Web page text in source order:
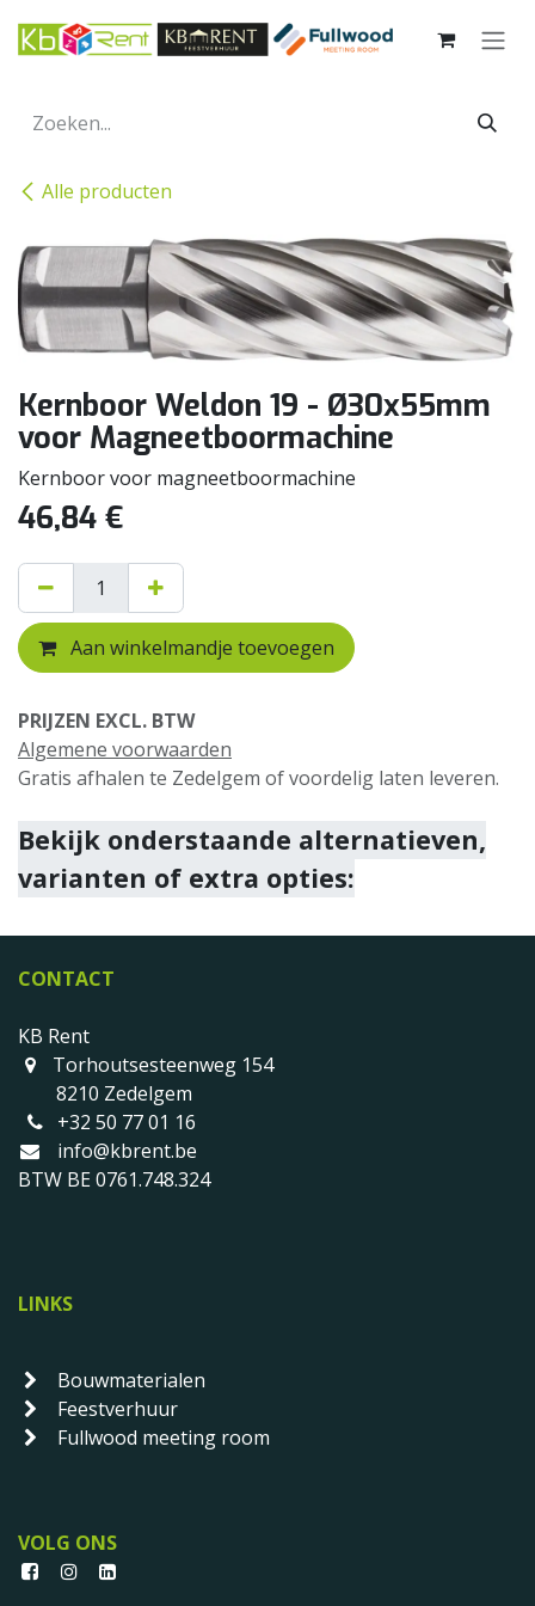
Alle producten
Kernboor Weldon 19 - Ø30x55mm
voor Magneetboormachine
Kernboor voor magneetboormachine
46,84 €
Aan winkelmandje toevoegen
PRIJZEN EXCL. BTW
Algemene voorwaarden
Gratis afhalen te Zedelgem of voordelig laten leveren.
Bekijk onderstaande alternatieven,
varianten of extra opties:
CONTACT
KB Rent
Torhoutsesteenweg 154
8210 Zedelgem
+32 50 77 01 16
info@kbrent.be
BTW BE 0761.748.324
LINKS
Bouwmaterialen
Feestverhuur
Fullwood meeting room
VOLG ONS